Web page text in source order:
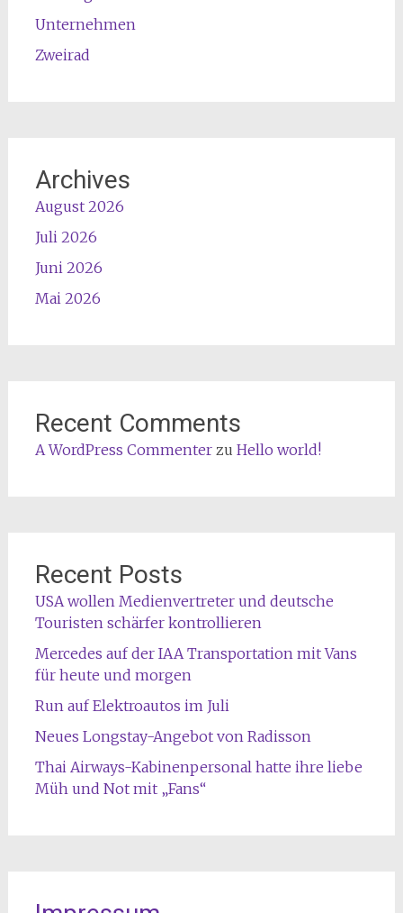
Unternehmen
Zweirad
Archives
August 2026
Juli 2026
Juni 2026
Mai 2026
Recent Comments
A WordPress Commenterzu Hello world!
Recent Posts
USA wollen Medienvertreter und deutsche
Touristen schärfer kontrollieren
Mercedes auf der IAA Transportation mit Vans
für heute und morgen
Run auf Elektroautos im Juli
Neues Longstay-Angebot von Radisson
Thai Airways-Kabinenpersonal hatte ihre liebe
Müh und Not mit „Fans“